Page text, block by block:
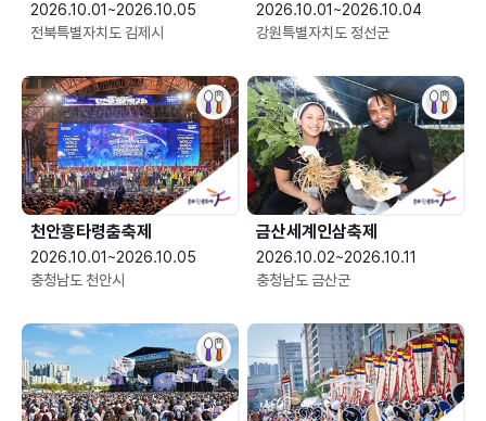
2026.10.01~2026.10.05
전북특별자치도 김제시
2026.10.01~2026.10.04
강원특별자치도 정선군
천안흥타령춤축제
2026.10.01~2026.10.05
충청남도 천안시
금산세계인삼축제
2026.10.02~2026.10.11
충청남도 금산군